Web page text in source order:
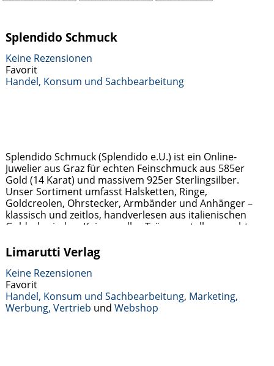
Splendido Schmuck
Keine Rezensionen
Favorit
Handel, Konsum und Sachbearbeitung
Splendido Schmuck (Splendido e.U.) ist ein Online-
Juwelier aus Graz für echten Feinschmuck aus 585er
Gold (14 Karat) und massivem 925er Sterlingsilber.
Unser Sortiment umfasst Halsketten, Ringe,
Goldcreolen, Ohrstecker, Armbänder und Anhänger –
klassisch und zeitlos, handverlesen aus italienischen
Goldschmieden. Kein unedles Trägermetall, nur echtes
und Brautschmuck. Kostenloser Versand und
kostenloser Rückversand (30 Tage) nach
Limarutti Verlag
Keine Rezensionen
Favorit
Handel, Konsum und Sachbearbeitung, Marketing,
Werbung, Vertrieb undWebshop